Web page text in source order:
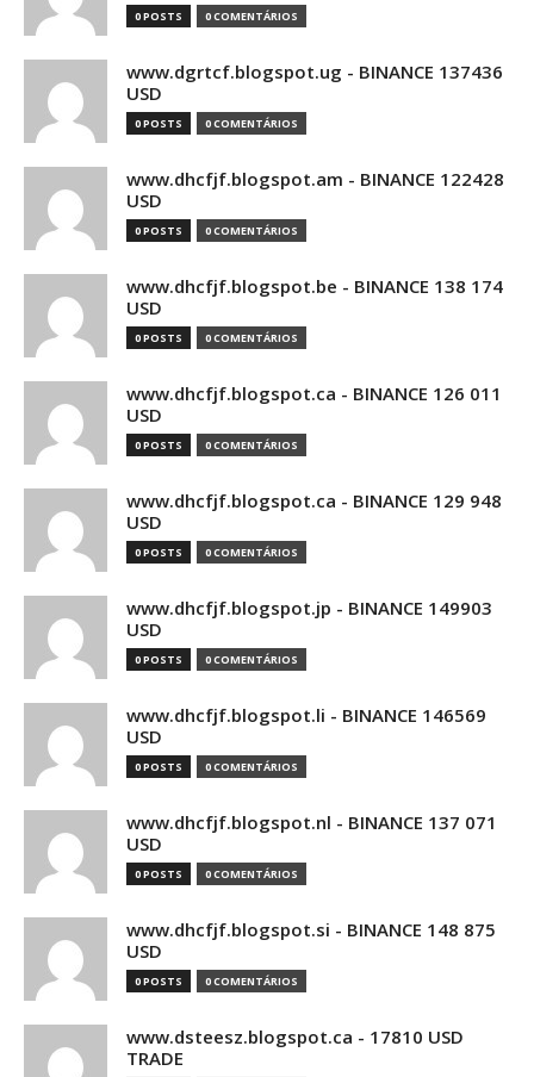
0 POSTS 0 COMENTÁRIOS
www.dgrtcf.blogspot.ug - BINANCE 137436
USD
0 POSTS 0 COMENTÁRIOS
www.dhcfjf.blogspot.am - BINANCE 122428
USD
0 POSTS 0 COMENTÁRIOS
www.dhcfjf.blogspot.be - BINANCE 138 174
USD
0 POSTS 0 COMENTÁRIOS
www.dhcfjf.blogspot.ca - BINANCE 126 011
USD
0 POSTS 0 COMENTÁRIOS
www.dhcfjf.blogspot.ca - BINANCE 129 948
USD
0 POSTS 0 COMENTÁRIOS
www.dhcfjf.blogspot.jp - BINANCE 149903
USD
0 POSTS 0 COMENTÁRIOS
www.dhcfjf.blogspot.li - BINANCE 146569
USD
0 POSTS 0 COMENTÁRIOS
www.dhcfjf.blogspot.nl - BINANCE 137 071
USD
0 POSTS 0 COMENTÁRIOS
www.dhcfjf.blogspot.si - BINANCE 148 875
USD
0 POSTS 0 COMENTÁRIOS
www.dsteesz.blogspot.ca - 17810 USD
TRADE